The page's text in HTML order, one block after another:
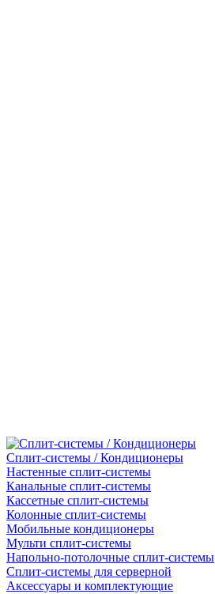
Сплит-системы / Кондиционеры
Настенные сплит-системы
Канальные сплит-системы
Кассетные сплит-системы
Колонные сплит-системы
Мобильные кондиционеры
Мульти сплит-системы
Напольно-потолочные сплит-системы
Сплит-системы для серверной
Аксессуары и комплектующие